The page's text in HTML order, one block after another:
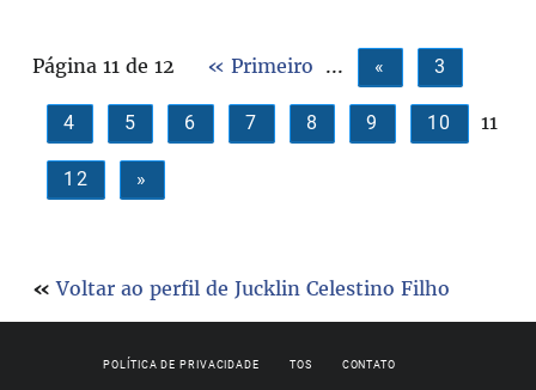
Página 11 de 12 « Primeiro ... « 3
4 5 6 7 8 9 10 11
12 »
« Voltar ao perfil de Jucklin Celestino Filho
POLÍTICA DE PRIVACIDADE TOS CONTATO